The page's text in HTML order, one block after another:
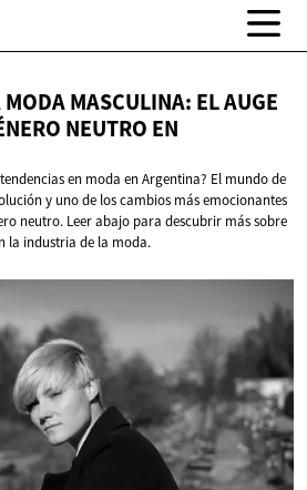
MASCULINA: EL AUGE
NEUTRO EN
en moda en Argentina? El mundo de
y uno de los cambios más emocionantes
neutro. Leer abajo para descubrir más sobre
la industria de la moda.